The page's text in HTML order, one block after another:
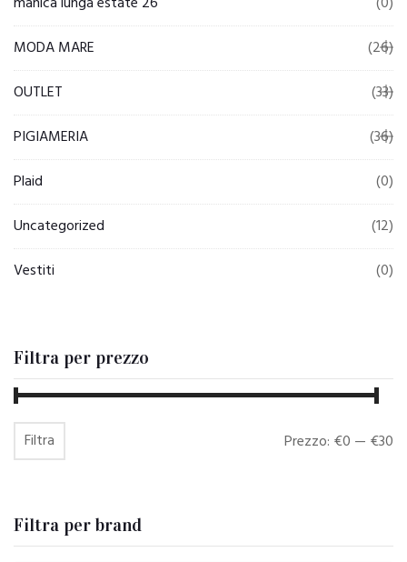
MODA MARE
(26)
OUTLET
(33)
PIGIAMERIA
(36)
Plaid
(0)
Uncategorized
(12)
Vestiti
(0)
Filtra per prezzo
Prezzo
Prezzo
Filtra Prezzo: €0 — €30
Filtra per brand